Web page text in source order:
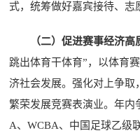
式，统筹做好嘉宾接待、志
（二）促进赛事经济高
跳出体育干体育”，以体育
济社会发展。强化对上争取
繁荣发展竞赛表演业。年内
A、WCBA、中国足球乙级